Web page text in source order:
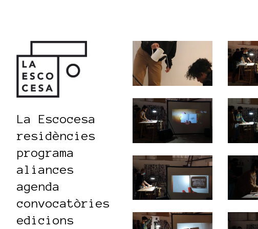
La Escocesa
residències
programa
aliances
agenda
convocatòries
edicions